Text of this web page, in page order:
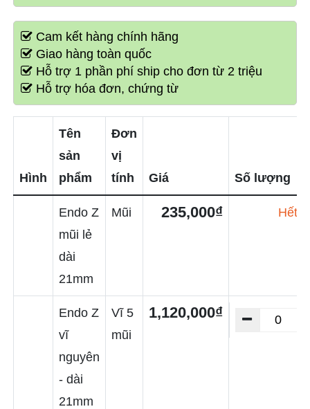
Cam kết hàng chính hãng
Giao hàng toàn quốc
Hỗ trợ 1 phần phí ship cho đơn từ 2 triệu
Hỗ trợ hóa đơn, chứng từ
Hình
Tên
sản
phẩm
Đơn
vị
tính
Giá Số lượng
Endo Z
mũi lẻ
dài
21mm
Mũi 235,000₫ Hết
Endo Z
vĩ
nguyên
- dài
21mm
Vĩ 5
mũi
1,120,000₫